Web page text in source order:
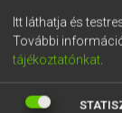
Díjmentes
Itt láthatja és
További
tájékoztatónkat
GR
5 6 7
r t z